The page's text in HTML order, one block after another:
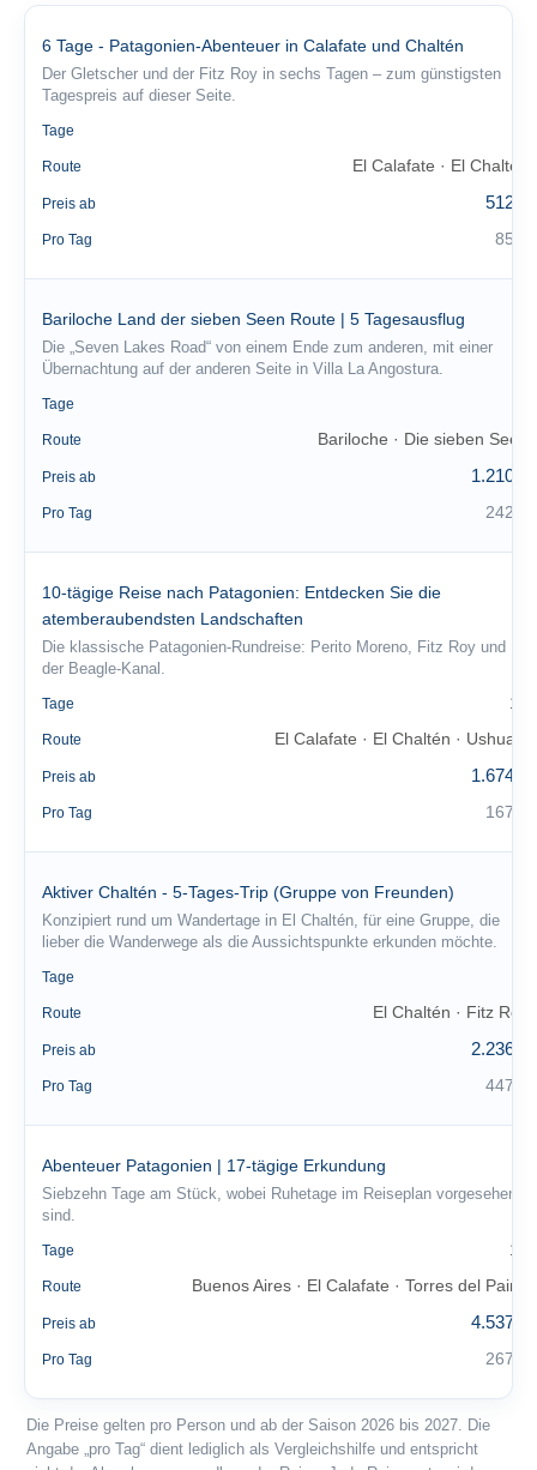
6 Tage - Patagonien-Abenteuer in Calafate und Chaltén
Der Gletscher und der Fitz Roy in sechs Tagen – zum günstigsten
Tagespreis auf dieser Seite.
Tage
Route El Calafate · El Chaltén
Preis ab 512 €
Pro Tag 85 €
Bariloche Land der sieben Seen Route | 5 Tagesausflug
Die „Seven Lakes Road“ von einem Ende zum anderen, mit einer
Übernachtung auf der anderen Seite in Villa La Angostura.
Tage
Route Bariloche · Die sieben Seen
Preis ab 1.210 €
Pro Tag 242 €
10-tägige Reise nach Patagonien: Entdecken Sie die
atemberaubendsten Landschaften
Die klassische Patagonien-Rundreise: Perito Moreno, Fitz Roy und
der Beagle-Kanal.
Tage 10
Route El Calafate · El Chaltén · Ushuaia
Preis ab 1.674 €
Pro Tag 167 €
Aktiver Chaltén - 5-Tages-Trip (Gruppe von Freunden)
Konzipiert rund um Wandertage in El Chaltén, für eine Gruppe, die
lieber die Wanderwege als die Aussichtspunkte erkunden möchte.
Tage
Route El Chaltén · Fitz Roy
Preis ab 2.236 €
Pro Tag 447 €
Abenteuer Patagonien | 17-tägige Erkundung
Siebzehn Tage am Stück, wobei Ruhetage im Reiseplan vorgesehen
sind.
Tage 17
Route Buenos Aires · El Calafate · Torres del Paine
Preis ab 4.537 €
Pro Tag 267 €
Die Preise gelten pro Person und ab der Saison 2026 bis 2027. Die
Angabe „pro Tag“ dient lediglich als Vergleichshilfe und entspricht